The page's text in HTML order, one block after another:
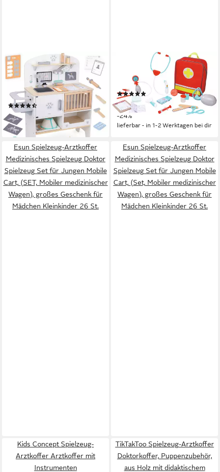
MAMABRUM
Spielzeug-Arztkoffer Tierarzt-
Spielset aus Holz - Komplette
Tierarztpraxis mit Zubehör
(5)
59,90 €
lieferbar - in 4-5 Werktagen bei dir
Spielzeug-Arztkoffer Notarzt
Rucksack, mit Soundeffekt
ab 30,28 € UVP39,99 €
-24%
lieferbar - in 1-2 Werktagen bei dir
Esun Spielzeug-Arztkoffer
Medizinisches Spielzeug Doktor
Spielzeug Set für Jungen Mobile
Cart, (SET, Mobiler medizinischer
Wagen), großes Geschenk für
Mädchen Kleinkinder 26 St.
Esun Spielzeug-Arztkoffer
Medizinisches Spielzeug Doktor
Spielzeug Set für Jungen Mobile
Cart, (Set, Mobiler medizinischer
Wagen), großes Geschenk für
Mädchen Kleinkinder 26 St.
Kids Concept Spielzeug-
Arztkoffer Arztkoffer mit
Instrumenten
TikTakToo Spielzeug-Arztkoffer
Doktorkoffer, Puppenzubehör,
aus Holz mit didaktischem